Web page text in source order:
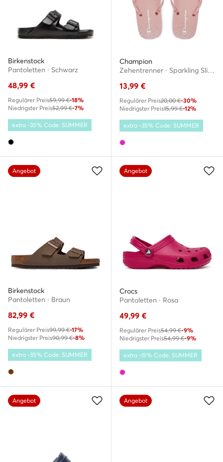
Birkenstock
Pantoletten · Schwarz
48,99 €
Regulärer Preis59,99 €-18%
Niedrigster Preis52,99 €-7%
extra -35% Code: SUMMER
Champion
Zehentrenner · Sparkling Slide S11688-CHA-PS018 · Rosa
13,99 €
Regulärer Preis20,00 €-30%
Niedrigster Preis15,99 €-12%
extra -35% Code: SUMMER
Angebot
Birkenstock
Pantoletten · Braun
82,99 €
Regulärer Preis99,99 €-17%
Niedrigster Preis90,99 €-8%
extra -35% Code: SUMMER
Angebot
Crocs
Pantoletten · Rosa
49,99 €
Regulärer Preis54,99 €-9%
Niedrigster Preis54,99 €-9%
extra -15% Code: SUMMER
Angebot Angebot